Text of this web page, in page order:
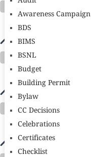
Awareness Campaign
BDS
BIMS
BSNL
Budget
Building Permit
Bylaw
CC Decisions
Celebrations
Certificates
Checklist